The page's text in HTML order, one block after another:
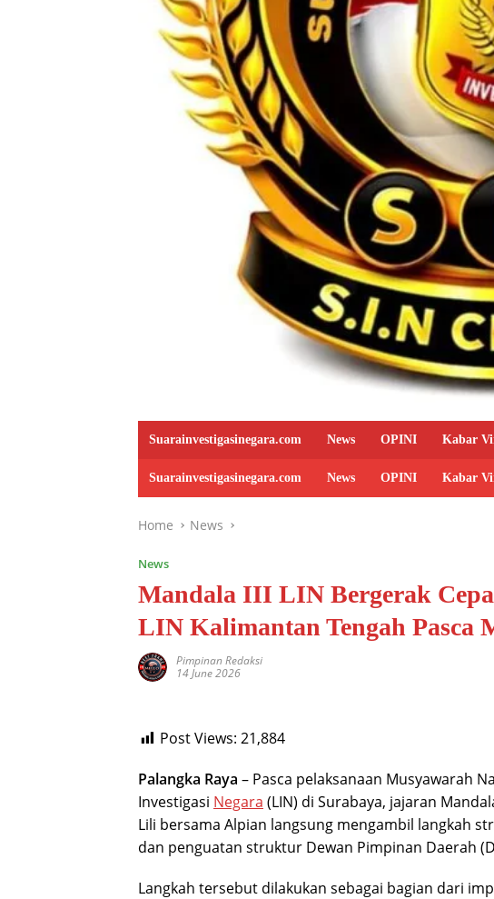
Suarainvestigasinegara.com News OPINI Kabar
Suarainvestigasinegara.com News OPINI Kabar
Home News
News
Mandala III LIN Bergerak
LIN Kalimantan Tengah Pasca
Pimpinan Redaksi
14 June 2026
Post Views: 21,884
Palangka Raya – Pasca pelaksanaan Musyawarah
Investigasi Negara (LIN) di Surabaya, jajaran
Lili bersama Alpian langsung mengambil langkah
dan penguatan struktur Dewan Pimpinan Daerah
Langkah tersebut dilakukan sebagai bagian dari